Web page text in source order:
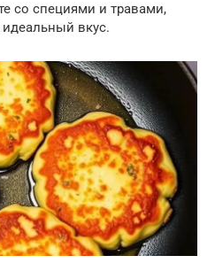
со специями и травами,
вкус.